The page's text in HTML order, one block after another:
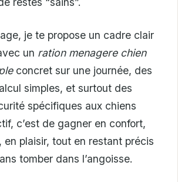
je te propose un cadre clair
un ration menagere chien
concret sur une journée, des
simples, et surtout des
spécifiques aux chiens
c’est de gagner en confort,
en plaisir, tout en restant précis
tomber dans l’angoisse.